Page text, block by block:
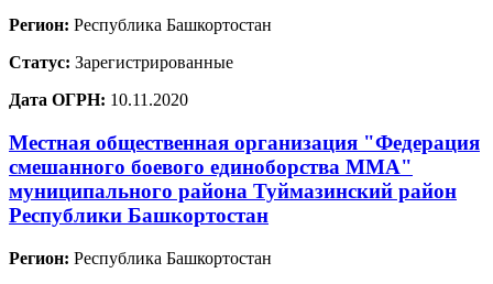
Регион: Республика Башкортостан
Статус: Зарегистрированные
Дата ОГРН: 10.11.2020
Местная общественная организация "Федерация
смешанного боевого единоборства ММА"
муниципального района Туймазинский район
Республики Башкортостан
Регион: Республика Башкортостан